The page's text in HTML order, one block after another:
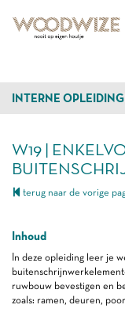
INTERNE
W19 |
terug naar de vorige
Inhoud
In deze opleiding leer je
ruwbouw bevestigen en
zoals: ramen, deuren,